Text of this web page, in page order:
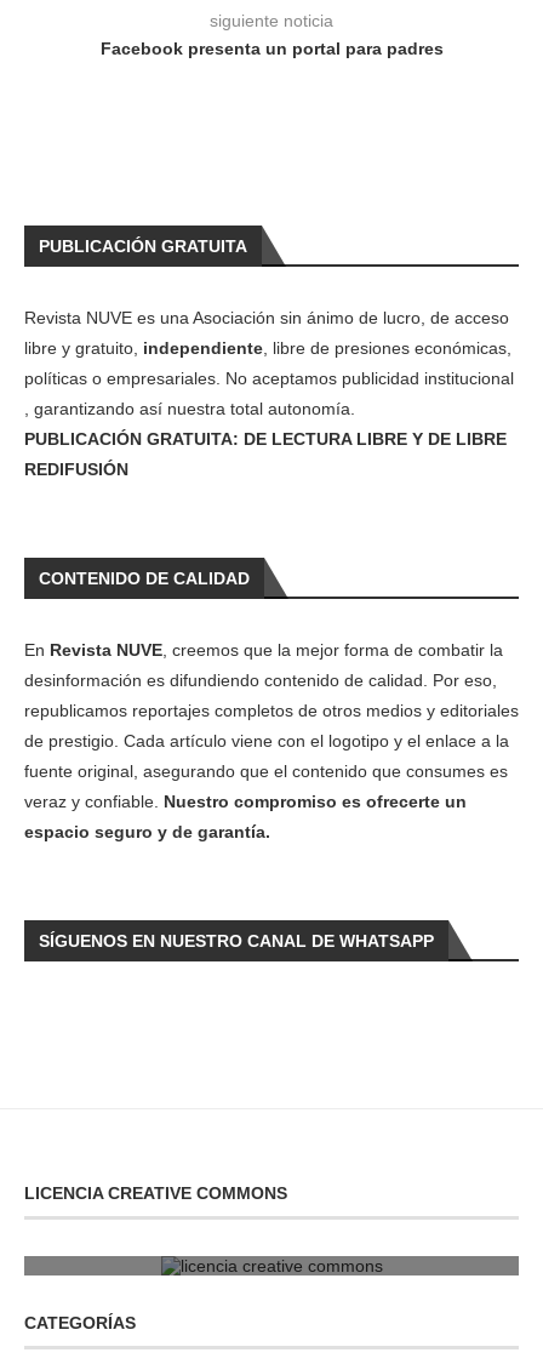
siguiente noticia
Facebook presenta un portal para padres
PUBLICACIÓN GRATUITA
Revista NUVE es una Asociación sin ánimo de lucro, de acceso
libre y gratuito, independiente , libre de presiones económicas,
políticas o empresariales. No aceptamos publicidad institucional
, garantizando así nuestra total autonomía.
PUBLICACIÓN GRATUITA: DE LECTURA LIBRE Y DE LIBRE
REDIFUSIÓN
CONTENIDO DE CALIDAD
En Revista NUVE , creemos que la mejor forma de combatir la
desinformación es difundiendo contenido de calidad. Por eso,
republicamos reportajes completos de otros medios y editoriales
de prestigio. Cada artículo viene con el logotipo y el enlace a la
fuente original, asegurando que el contenido que consumes es
veraz y confiable. Nuestro compromiso es ofrecerte un
espacio seguro y de garantía.
SÍGUENOS EN NUESTRO CANAL DE WHATSAPP
LICENCIA CREATIVE COMMONS
CATEGORÍAS